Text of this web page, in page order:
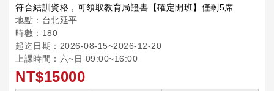
符合結訓資格，可領取教育局證書【確定開班】僅剩5席
地點：台北延平
時數：180
起迄日期：2026-08-15~2026-12-20
上課時間：六~日 09:00~16:00
NT$15000